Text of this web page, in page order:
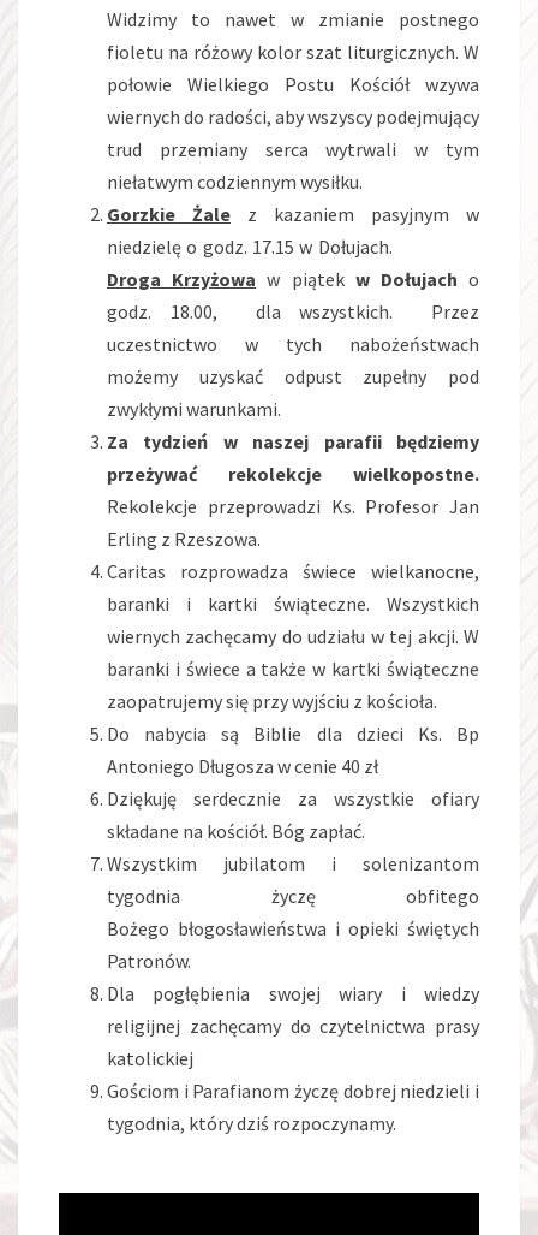
Widzimy to nawet w zmianie postnego
fioletu na różowy kolor szat liturgicznych. W
połowie Wielkiego Postu Kościół wzywa
wiernych do radości, aby wszyscy podejmujący
trud przemiany serca wytrwali w tym
niełatwym codziennym wysiłku.
Gorzkie Żale z kazaniem pasyjnym w
niedzielę o godz. 17.15 w Dołujach.
Droga Krzyżowa w piątek w Dołujach o
godz. 18.00, dla wszystkich. Przez
uczestnictwo w tych nabożeństwach
możemy uzyskać odpust zupełny pod
zwykłymi warunkami.
Za tydzień w naszej parafii będziemy
przeżywać rekolekcje wielkopostne.
Rekolekcje przeprowadzi Ks. Profesor Jan
Erling z Rzeszowa.
Caritas rozprowadza świece wielkanocne,
baranki i kartki świąteczne. Wszystkich
wiernych zachęcamy do udziału w tej akcji. W
baranki i świece a także w kartki świąteczne
zaopatrujemy się przy wyjściu z kościoła.
Do nabycia są Biblie dla dzieci Ks. Bp
Antoniego Długosza w cenie 40 zł
Dziękuję serdecznie za wszystkie ofiary
składane na kościół. Bóg zapłać.
Wszystkim jubilatom i solenizantom
tygodnia życzę obfitego
Bożego błogosławieństwa i opieki świętych
Patronów.
Dla pogłębienia swojej wiary i wiedzy
religijnej zachęcamy do czytelnictwa prasy
katolickiej
Gościom i Parafianom życzę dobrej niedzieli i
tygodnia, który dziś rozpoczynamy.